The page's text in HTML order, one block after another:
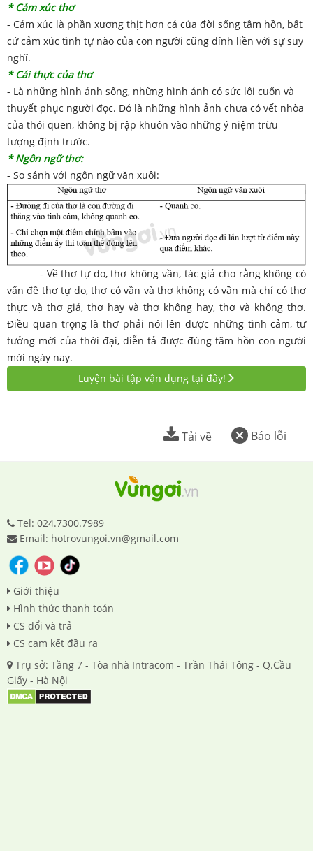
* Cảm xúc thơ
- Cảm xúc là phần xương thịt hơn cả của đời sống tâm hồn, bất
cứ cảm xúc tình tự nào của con người cũng dính liền với sự suy
nghĩ.
* Cái thực của thơ
- Là những hình ảnh sống, những hình ảnh có sức lôi cuốn và
thuyết phục người đọc. Đó là những hình ảnh chưa có vết nhòa
của thói quen, không bị rập khuôn vào những ý niệm trừu
tượng định trước.
* Ngôn ngữ thơ:
- So sánh với ngôn ngữ văn xuôi:
- Về thơ tự do, thơ không vần, tác giả cho rằng không có
vấn đề thơ tự do, thơ có vần và thơ không có vần mà chỉ có thơ
thực và thơ giả, thơ hay và thơ không hay, thơ và không thơ.
Điều quan trọng là thơ phải nói lên được những tình cảm, tư
tưởng mới của thời đại, diễn tả được đúng tâm hồn con người
mới ngày nay.
Luyện bài tập vận dụng tại đây!
Báo lỗi
Tải về
Tel: 024.7300.7989
Email: hotrovungoi.vn@gmail.com
Giới thiệu
Hình thức thanh toán
CS đổi và trả
CS cam kết đầu ra
Trụ sở: Tầng 7 - Tòa nhà Intracom - Trần Thái Tông - Q.Cầu
Giấy - Hà Nội